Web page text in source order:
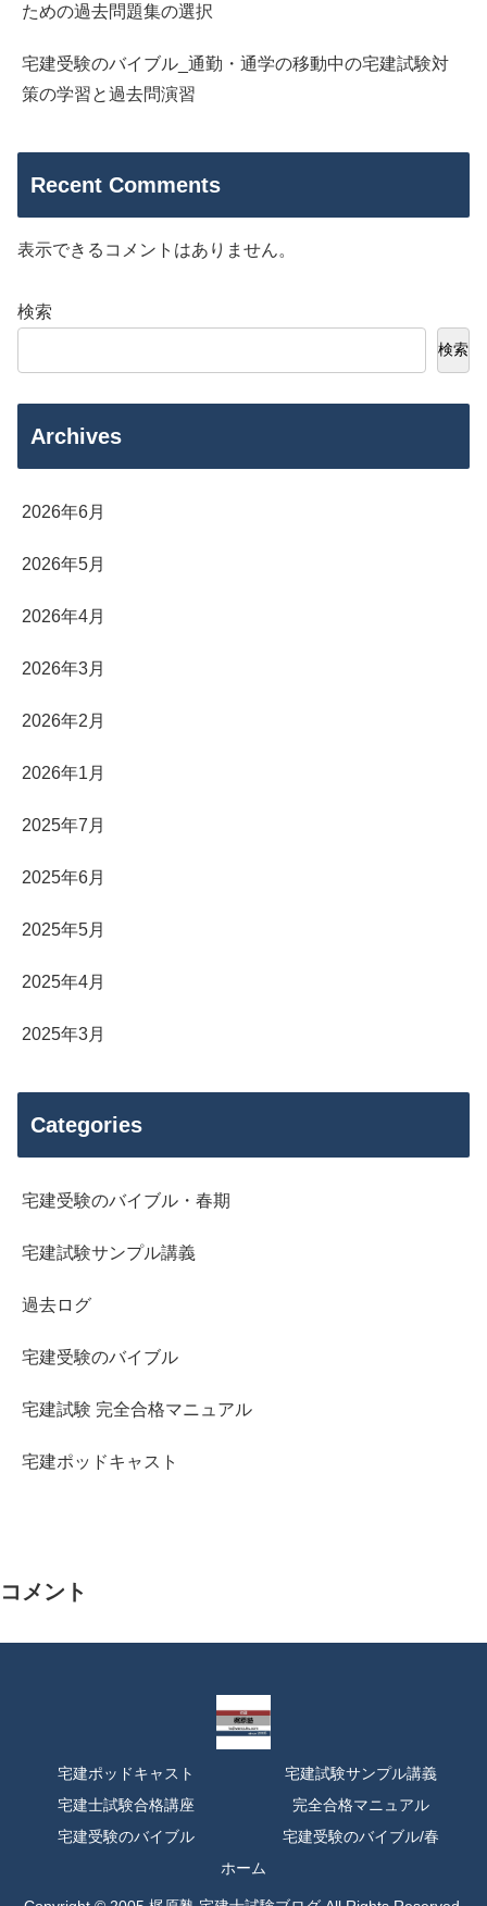
ための過去問題集の選択
宅建受験のバイブル_通勤・通学の移動中の宅建試験対
策の学習と過去問演習
Recent Comments
表示できるコメントはありません。
検索
検索
Archives
2026年6月
2026年5月
2026年4月
2026年3月
2026年2月
2026年1月
2025年7月
2025年6月
2025年5月
2025年4月
2025年3月
Categories
宅建受験のバイブル・春期
宅建試験サンプル講義
過去ログ
宅建受験のバイブル
宅建試験 完全合格マニュアル
宅建ポッドキャスト
コメント
宅建ポッドキャスト
宅建試験サンプル講義
宅建士試験合格講座
完全合格マニュアル
宅建受験のバイブル
宅建受験のバイブル/春
ホーム